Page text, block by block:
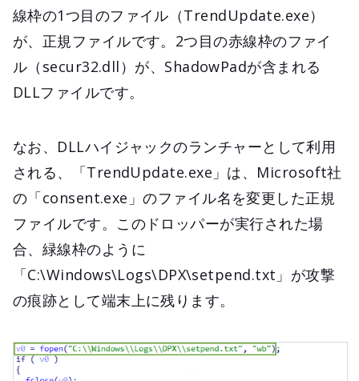
線枠の1つ目のファイル（TrendUpdate.exe）
が、正規ファイルです。2つ目の赤線枠のファイ
ル（secur32.dll）が、ShadowPadが含まれる
DLLファイルです。
なお、DLLハイジャックのランチャーとして利用
される、「TrendUpdate.exe」は、Microsoft社
の「consent.exe」のファイル名を変更した正規
ファイルです。このドロッパーが実行された場
合、緑線枠のように
「C:\Windows\Logs\DPX\setpend.txt」が攻撃
の痕跡として端末上に残ります。